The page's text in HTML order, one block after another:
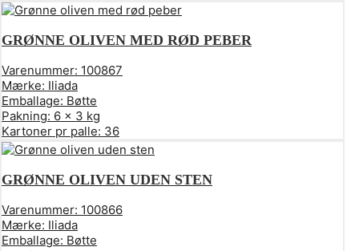
GRØNNE OLIVEN MED RØD PEBER
Varenummer: 100867
Mærke: Iliada
Emballage: Bøtte
Pakning: 6 x 3 kg
Kartoner pr palle: 36
GRØNNE OLIVEN UDEN STEN
Varenummer: 100866
Mærke: Iliada
Emballage: Bøtte